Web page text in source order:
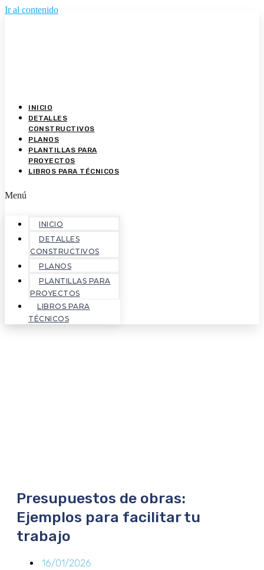
Ir al contenido
INICIO
DETALLES
CONSTRUCTIVOS
PLANOS
PLANTILLAS PARA
PROYECTOS
LIBROS PARA TÉCNICOS
Menú
INICIO
DETALLES
CONSTRUCTIVOS
PLANOS
PLANTILLAS PARA
PROYECTOS
LIBROS PARA
TÉCNICOS
Presupuestos de obras:
Ejemplos para facilitar tu
trabajo
16/01/2026